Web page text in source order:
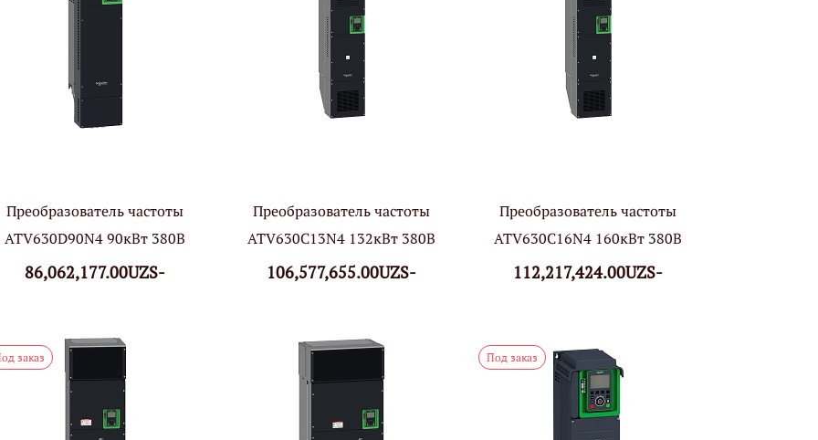
Преобразователь частоты
ATV630D90N4 90кВт 380В
86,062,177.00UZS-
Преобразователь частоты
ATV630С13N4 132кВт 380В
106,577,655.00UZS-
Преобразователь частоты
ATV630С16N4 160кВт 380В
112,217,424.00UZS-
заказ Под заказ